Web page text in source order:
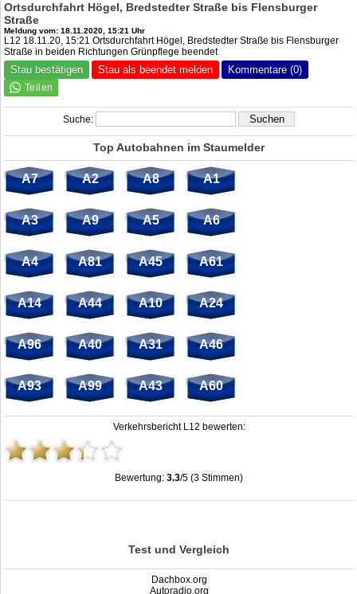
Ortsdurchfahrt Högel, Bredstedter Straße bis Flensburger
Straße
Meldung vom: 18.11.2020, 15:21 Uhr
L12 18.11.20, 15:21 Ortsdurchfahrt Högel, Bredstedter Straße bis Flensburger
Straße in beiden Richtungen Grünpflege beendet
Stau bestätigen Stau als beendet melden Kommentare (0)
Suche:
Top Autobahnen im Staumelder
A7 A2 A8 A1
A3 A9 A5 A6
A4 A81 A45 A61
A14 A44 A10 A24
A96 A40 A31 A46
A93 A99 A43 A60
Verkehrsbericht L12 bewerten:
Bewertung:3.3/5 (3 Stimmen)
Stau L12: Unfälle, Sperrung & Baustellen | Staumelder L12 ,3.3out of5based
Test und Vergleich
Dachbox.org
Autoradio.org